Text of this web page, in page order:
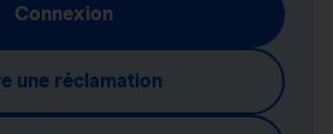
Connexion
une réclamation